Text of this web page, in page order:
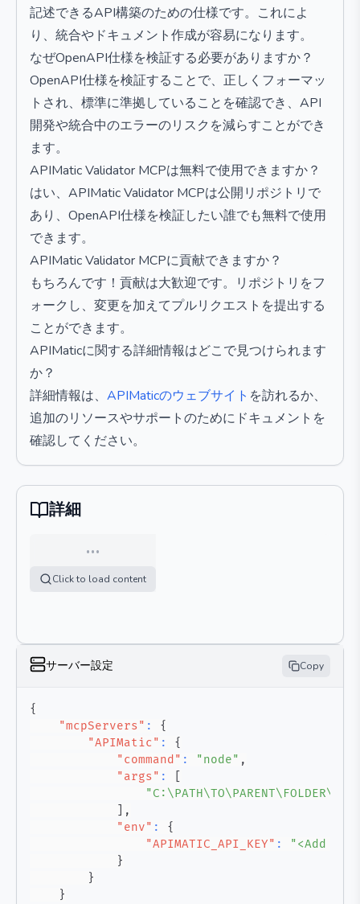
記述できるAPI構築のための仕様です。これによ
り、統合やドキュメント作成が容易になります。
なぜOpenAPI仕様を検証する必要がありますか？
OpenAPI仕様を検証することで、正しくフォーマッ
トされ、標準に準拠していることを確認でき、API
開発や統合中のエラーのリスクを減らすことができ
ます。
APIMatic Validator MCPは無料で使用できますか？
はい、APIMatic Validator MCPは公開リポジトリで
あり、OpenAPI仕様を検証したい誰でも無料で使用
できます。
APIMatic Validator MCPに貢献できますか？
もちろんです！貢献は大歓迎です。リポジトリをフ
ォークし、変更を加えてプルリクエストを提出する
ことができます。
APIMaticに関する詳細情報はどこで見つけられます
か？
詳細情報は、 APIMaticのウェブサイト を訪れるか、
追加のリソースやサポートのためにドキュメントを
確認してください。
詳細
…
Click to load content
サーバー設定 Copy
{
"mcpServers" :
{
"APIMatic" :
{
"command" : "node" ,
"args" :
,
"env" :
{
"APIMATIC_API_KEY" :
"<Add
}
}
}